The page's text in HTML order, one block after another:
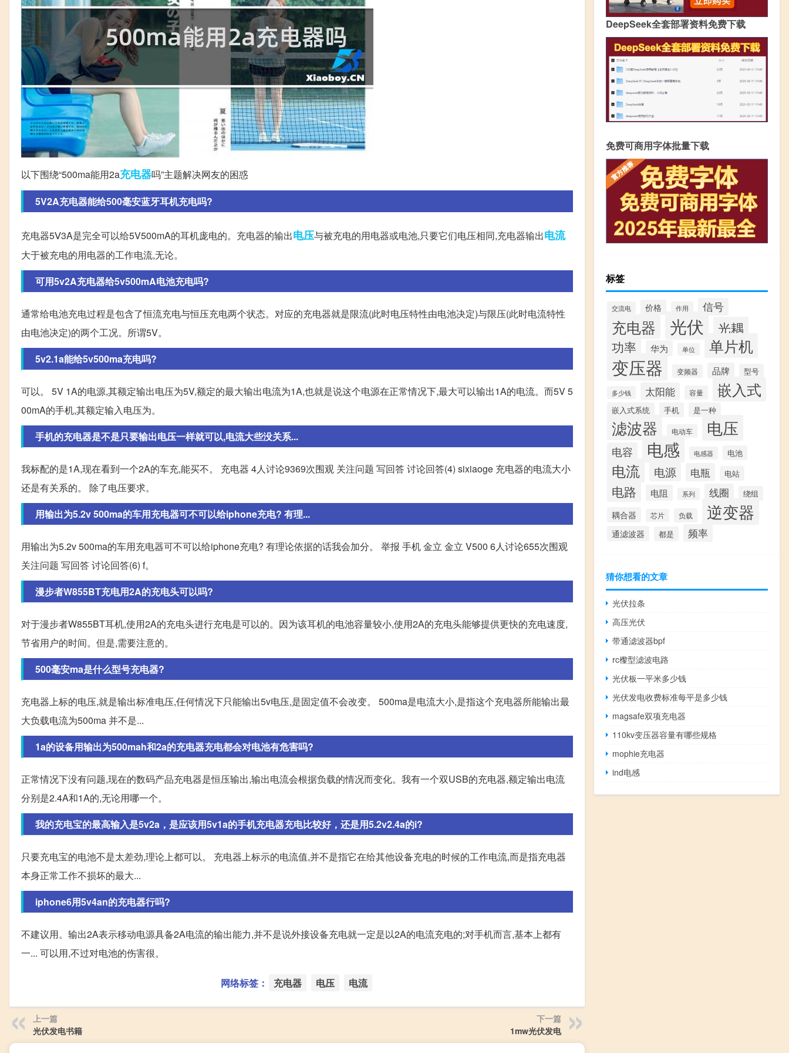
以下围绕“500ma能用2a充电器吗”主题解决网友的困惑
5V2A充电器能给500毫安蓝牙耳机充电吗?
充电器5Ⅴ3A是完全可以给5V500mA的耳机庞电的。充电器的输出电压与被充电的用电器或电池,只要它们电压相同,充电器输出电流
大于被充电的用电器的工作电流,无论。
可用5v2A充电器给5v500mA电池充电吗?
通常给电池充电过程是包含了恒流充电与恒压充电两个状态。对应的充电器就是限流(此时电压特性由电池决定)与限压(此时电流特性
由电池决定)的两个工况。所谓5V。
5v2.1a能给5v500ma充电吗?
可以。 5V 1A的电源,其额定输出电压为5V,额定的最大输出电流为1A,也就是说这个电源在正常情况下,最大可以输出1A的电流。而5V 5
00mA的手机,其额定输入电压为。
手机的充电器是不是只要输出电压一样就可以,电流大些没关系...
我标配的是1A,现在看到一个2A的车充,能买不。 充电器 4人讨论9369次围观 关注问题 写回答 讨论回答(4) sixiaoge 充电器的电流大小
还是有关系的。 除了电压要求。
用输出为5.2v 500ma的车用充电器可不可以给iphone充电? 有理...
用输出为5.2v 500ma的车用充电器可不可以给iphone充电? 有理论依据的话我会加分。 举报 手机 金立 金立 V500 6人讨论655次围观
关注问题 写回答 讨论回答(6) f。
漫步者W855BT充电用2A的充电头可以吗?
对于漫步者W855BT耳机,使用2A的充电头进行充电是可以的。因为该耳机的电池容量较小,使用2A的充电头能够提供更快的充电速度,
节省用户的时间。但是,需要注意的。
500毫安ma是什么型号充电器?
充电器上标的电压,就是输出标准电压,任何情况下只能输出5v电压,是固定值不会改变。 500ma是电流大小,是指这个充电器所能输出最
大负载电流为500ma 并不是...
1a的设备用输出为500mah和2a的充电器充电都会对电池有危害吗?
正常情况下没有问题,现在的数码产品充电器是恒压输出,输出电流会根据负载的情况而变化。我有一个双USB的充电器,额定输出电流
分别是2.4A和1A的,无论用哪一个。
我的充电宝的最高输入是5v2a，是应该用5v1a的手机充电器充电比较好，还是用5.2v2.4a的i?
只要充电宝的电池不是太差劲,理论上都可以。 充电器上标示的电流值,并不是指它在给其他设备充电的时候的工作电流,而是指充电器
本身正常工作不损坏的最大...
iphone6用5v4an的充电器行吗?
不建议用。输出2A表示移动电源具备2A电流的输出能力,并不是说外接设备充电就一定是以2A的电流充电的;对手机而言,基本上都有
一... 可以用,不过对电池的伤害很。
网络标签： 充电器 电压 电流
上一篇
光伏发电书籍
下一篇
1mw光伏发电
DeepSeek全套部署资料免费下载
免费可商用字体批量下载
标签
交流电 价格 作用 信号
充电器 光伏
光耦
功率
华为 单位 单片机
变压器 变频器 品牌 型号
多少钱 太阳能 容量 嵌入式
嵌入式系统 手机 是一种
滤波器 电动车 电压
电容 电感 电感器 电池
电流 电源 电瓶 电站
电路 电阻 系列 线圈 绕组
耦合器 芯片 负载 逆变器
通滤波器 都是 频率
猜你想看的文章
光伏拉条
高压光伏
带通滤波器bpf
rc㰀型滤波电路
光伏板一平米多少钱
光伏发电收费标准每平是多少钱
magsafe双项充电器
110kv变压器容量有哪些规格
mophie充电器
ind电感